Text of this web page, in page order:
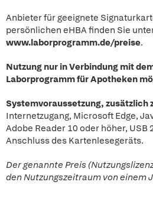
Anbieter für geeignete
persönlichen eHBA finden Sie
www.laborprogramm.de/preise.
Nutzung nur in Verbindung mit
Laborprogramm für Apotheken
Systemvoraussetzung, zusätzlich
Internetzugang, Microsoft Edge,
Adobe Reader 10 oder höher, USB
Anschluss des Kartenlesegeräts.
Der genannte Preis
den Nutzungszeitraum von einem